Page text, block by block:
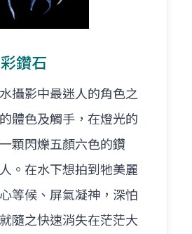
鑽石
攝影中最迷人的角色之
體色及觸手，在燈光的
顆閃爍五顏六色的鑽
。在水下想拍到牠美麗
等候、屏氣凝神，深怕
隨之快速消失在茫茫大